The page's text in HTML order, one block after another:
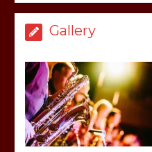
Gallery